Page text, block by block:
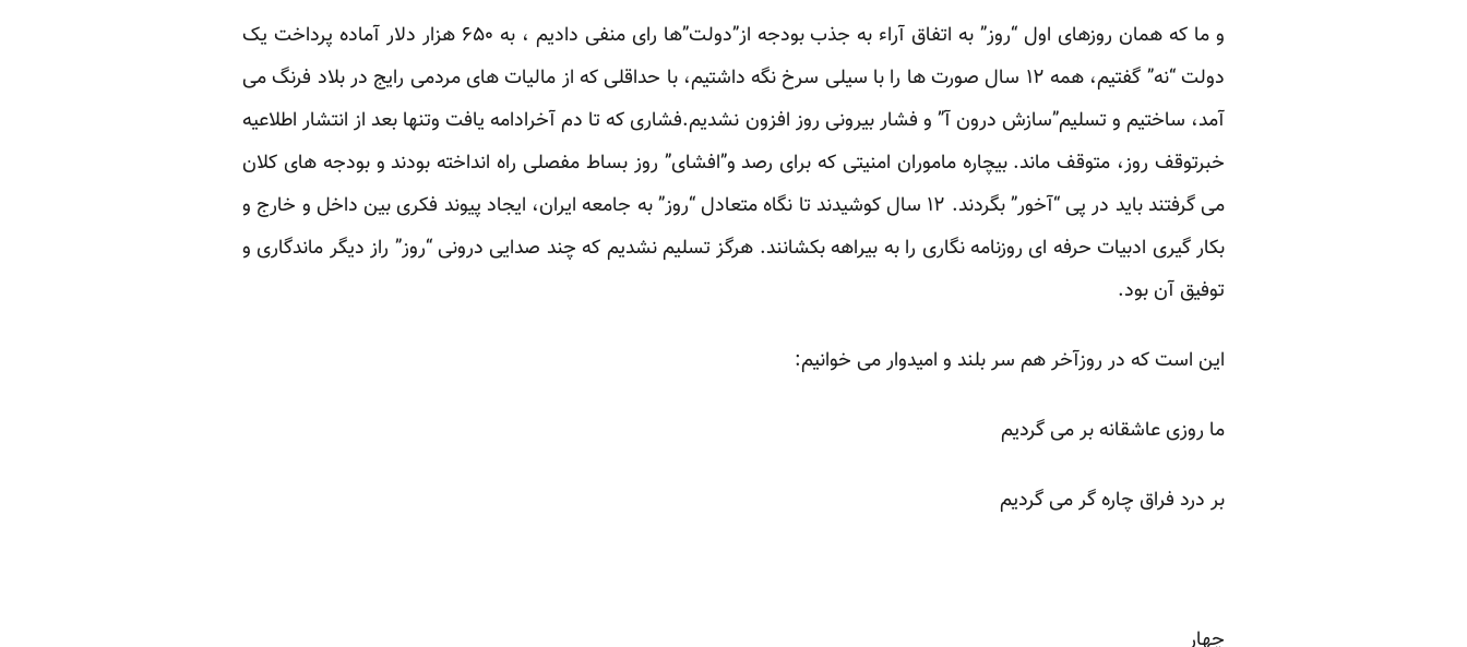
و ما که همان روزهای اول “روز” به اتفاق آراء به جذب بودجه از”دولت”ها رای منفی دادیم ، به ۶۵۰ هزار دلار آماده پرداخت یک
دولت “نه” گفتیم، همه ۱۲ سال صورت ها را با سیلی سرخ نگه داشتیم، با حداقلی که از مالیات های مردمی رایج در بلاد فرنگ می
آمد، ساختیم و تسلیم”سازش درون آ” و فشار بیرونی روز افزون نشدیم.فشاری که تا دم آخرادامه یافت وتنها بعد از انتشار اطلاعیه
خبرتوقف روز، متوقف ماند. بیچاره ماموران امنیتی که برای رصد و”افشای” روز بساط مفصلی راه انداخته بودند و بودجه های کلان
می گرفتند باید در پی “آخور” بگردند. ۱۲ سال کوشیدند تا نگاه متعادل “روز” به جامعه ایران، ایجاد پیوند فکری بین داخل و خارج و
بکار گیری ادبیات حرفه ای روزنامه نگاری را به بیراهه بکشانند. هرگز تسلیم نشدیم که چند صدایی درونی “روز” راز دیگر ماندگاری و
توفیق آن بود.
این است که در روزآخر هم سر بلند و امیدوار می خوانیم:
ما روزی عاشقانه بر می گردیم
بر درد فراق چاره گر می گردیم
چهار